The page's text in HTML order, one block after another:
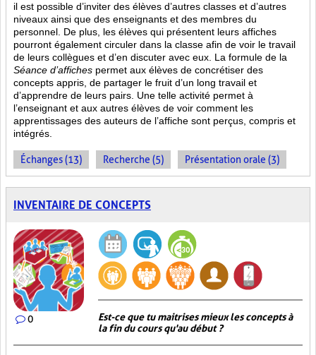
il est possible d’inviter des élèves d’autres classes et d’autres
niveaux ainsi que des enseignants et des membres du
personnel. De plus, les élèves qui présentent leurs affiches
pourront également circuler dans la classe afin de voir le travail
de leurs collègues et d’en discuter avec eux. La formule de la
Séance d’affiches permet aux élèves de concrétiser des
concepts appris, de partager le fruit d’un long travail et
d’apprendre de leurs pairs. Une telle activité permet à
l’enseignant et aux autres élèves de voir comment les
apprentissages des auteurs de l’affiche sont perçus, compris et
intégrés.
Échanges (13) Recherche (5) Présentation orale (3)
INVENTAIRE DE CONCEPTS
0
Est-ce que tu maitrises mieux les concepts à
la fin du cours qu'au début ?